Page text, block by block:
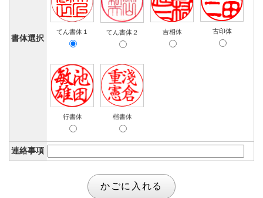
書体選択
てん書体１ てん書体２ 吉相体 古印体
行書体 楷書体
連絡事項